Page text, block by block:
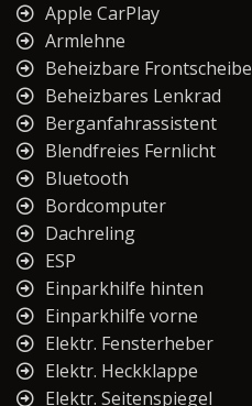
Apple CarPlay
Armlehne
Beheizbare Frontscheibe
Beheizbares Lenkrad
Berganfahrassistent
Blendfreies Fernlicht
Bluetooth
Bordcomputer
Dachreling
ESP
Einparkhilfe hinten
Einparkhilfe vorne
Elektr. Fensterheber
Elektr. Heckklappe
Elektr. Seitenspiegel